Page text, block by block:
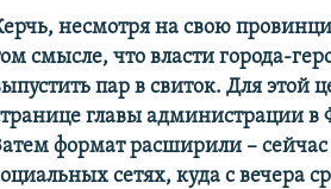
несмотря на свою
смысле, что власти города-
пар в свиток. Для этой
главы администрации
формат расширили –
сетях, куда с вечера